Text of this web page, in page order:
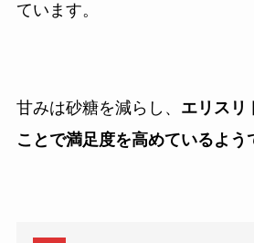
ています。
甘みは砂糖を減らし、 エリスリ
ことで満足度を高めているよう